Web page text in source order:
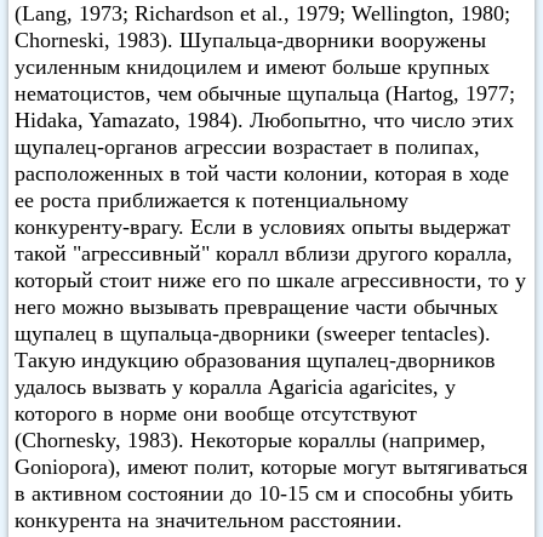
(Lang, 1973; Richardson et al., 1979; Wellington, 1980;
Chorneski, 1983). Шупальца-дворники вооружены
усиленным книдоцилем и имеют больше крупных
нематоцистов, чем обычные щупальца (Hartog, 1977;
Hidaka, Yamazato, 1984). Любопытно, что число этих
щупалец-органов агрессии возрастает в полипах,
расположенных в той части колонии, которая в ходе
ее роста приближается к потенциальному
конкуренту-врагу. Если в условиях опыты выдержат
такой "агрессивный" коралл вблизи другого коралла,
который стоит ниже его по шкале агрессивности, то у
него можно вызывать превращение части обычных
щупалец в щупальца-дворники (sweeper tentacles).
Такую индукцию образования щупалец-дворников
удалось вызвать у коралла Agaricia agaricites, у
которого в норме они вообще отсутствуют
(Chornesky, 1983). Некоторые кораллы (например,
Goniopora), имеют полит, которые могут вытягиваться
в активном состоянии до 10-15 см и способны убить
конкурента на значительном расстоянии.